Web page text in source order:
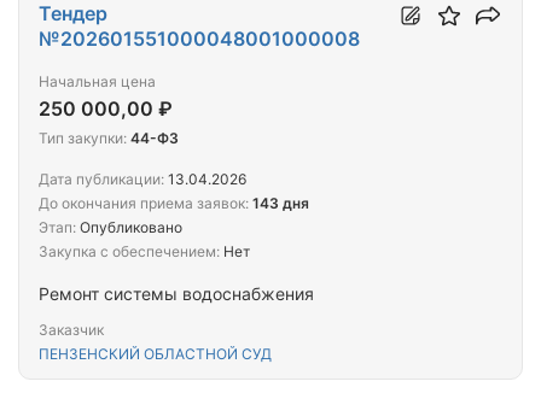
Ремонт системы водоснабжения
Заказчик
ПЕНЗЕНСКИЙ ОБЛАСТНОЙ СУД
Тендер
№202601551000048001000008
Начальная цена
250 000,00 ₽
Тип закупки: 44-ФЗ
Дата публикации: 13.04.2026
До окончания приема заявок: 143 дня
Этап: Опубликовано
Закупка с обеспечением: Нет